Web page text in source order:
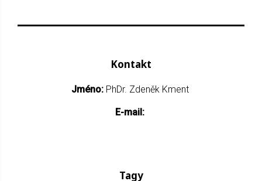
Kontakt
Jméno: PhDr. Zdeněk Kment
E-mail:
Tagy